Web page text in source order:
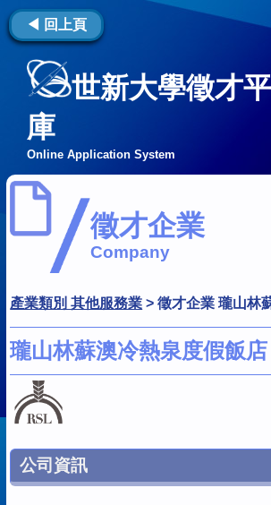
◀ 回上頁
世新大學徵才
庫
Online Application System
徵才企業
Company
產業類別 其他服務業 >徵才企業 瓏山林
瓏山林蘇澳冷熱泉度假飯店
公司資訊